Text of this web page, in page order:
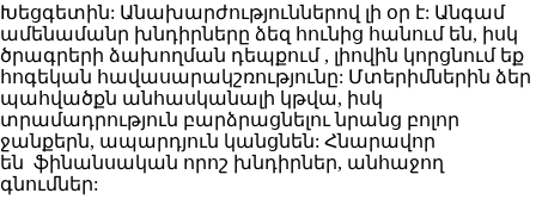
Խեցգետին: Անախարժություններով լի օր է: Անգամ
ամենամանր խնդիրները ձեզ հունից հանում են, իսկ
ծրագրերի ձախողման դեպքում , լիովին կորցնում եք
հոգեկան հավասարակշռությունը: Մտերիմներին ձեր
պահվածքն անհասկանալի կթվա, իսկ
տրամադրություն բարձրացնելու նրանց բոլոր
ջանքերն, ապարդյուն կանցնեն: Հնարավոր
են ֆինանսական որոշ խնդիրներ, անհաջող
գնումներ: